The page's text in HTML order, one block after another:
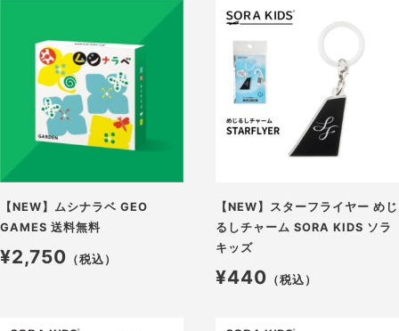
【NEW】ムシナラベ GEO
GAMES 送料無料
¥2,750 （税込）
【NEW】スターフライヤー めじ
るしチャーム SORA KIDS ソラ
キッズ
¥440 （税込）